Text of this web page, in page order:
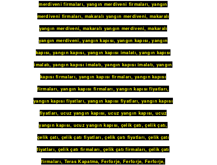
merdiveni firmaları, yangın merdiveni firmaları, yangın
merdiveni firmaları, makaralı yangın merdiveni,makaralı
yangın merdiveni, makaralı yangın merdiveni,makaralı
yangın merdiveni,yangın kapısı, yangın kapısı,yangın
kapısı,yangın kapısı, yangın kapısı imalatı,yangın kapısı
imalatı,yangın kapısı imalatı, yangın kapısı imalatı, yangın
kapısı firmaları, yangın kapısı firmaları,yangın kapısı
firmaları, yangın kapısı firmaları,yangın kapısı fiyatları,
yangın kapısı fiyatları, yangın kapısı fiyatları,yangın kapısı
fiyatları,ucuz yangın kapısı,ucuz yangın kapısı,ucuz
yangın kapısı, ucuz yangın kapısı, çelik çatı,çelik çatı,
çelik çatı, çelik çatı fiyatları,çelik çatı fiyatları, çelik çatı
fiyatları, çelik çatı firmaları,çelik çatı firmaları, çelik çatı
firmaları, Teras Kapatma,Ferforje,Ferforje,Ferforje,